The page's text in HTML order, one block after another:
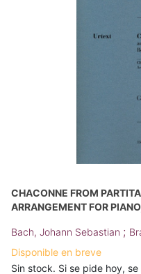
CHACONNE FROM
ARRANGEMENT FOR
Bach, Johann Sebastian ;
Disponible en breve
Sin stock. Si se pide hoy,